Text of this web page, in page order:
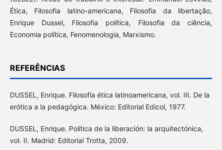
Ética, Filosofia latino-americana, Filosofia da libertação,
Enrique Dussel, Filosofia política, Filosofia da ciência,
Economia política, Fenomenologia, Marxismo.
REFERÊNCIAS
DUSSEL, Enrique. Filosofía ética latinoamericana, vol. III. De la
erótica a la pedagógica. México: Editorial Edicol, 1977.
DUSSEL, Enrique. Política de la liberación: la arquitectónica,
vol. II. Madrid: Editorial Trotta, 2009.